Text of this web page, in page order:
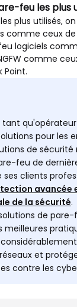
feu les plus
plus utilisés,
comme ceux de
logiciels
comme
Point.
tant
pour les
de sécurité
feu de
clients
avancée
de la sécurité.
de
meilleures
et
contre les